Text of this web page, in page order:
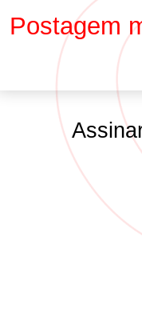
Postagem